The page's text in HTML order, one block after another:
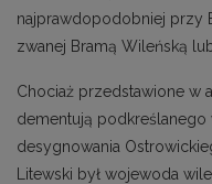
najprawdopodobniej przy
zwanej Bramą Wileńską
Chociaż przedstawione w
dementują podkreślanego
desygnowania
Litewski był wojewoda